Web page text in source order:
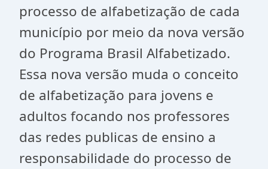
processo de alfabetização de cada
município por meio da nova versão
do Programa Brasil Alfabetizado.
Essa nova versão muda o conceito
de alfabetização para jovens e
adultos focando nos professores
das redes publicas de ensino a
responsabilidade do processo de